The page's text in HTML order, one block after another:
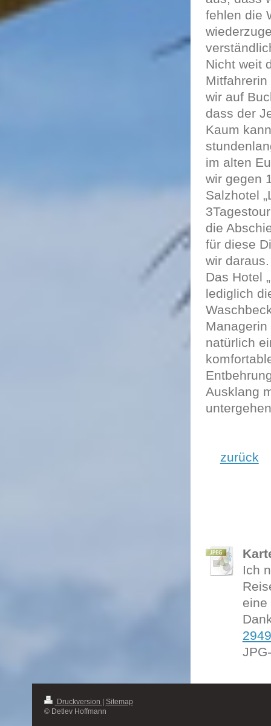
fehlen die
Nicht weit
wir auf
dass der
Kaum
im alten
wir gegen
Salzhotel
die
für diese
wir daraus.
Das Hotel
lediglich
natürlich
Ausklang
zurück
Ich
eine
Druckversion | Sitemap
© Detlev Hoffmann